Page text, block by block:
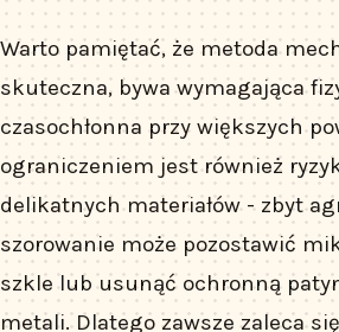
Warto pamiętać, że metoda
skuteczna, bywa wymagająca
czasochłonna przy większych
ograniczeniem jest również
delikatnych materiałów - zbyt
szorowanie może pozostawić
szkle lub usunąć ochronną
metali. Dlatego zawsze zaleca